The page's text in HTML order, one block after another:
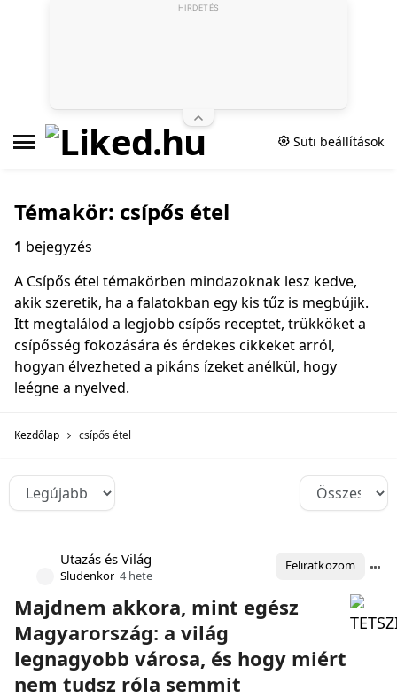
Süti beállítások
Témakör: csípős étel
1 bejegyzés
A Csípős étel témakörben mindazoknak lesz kedve,
akik szeretik, ha a falatokban egy kis tűz is megbújik.
Itt megtalálod a legjobb csípős receptet, trükköket a
csípősség fokozására és érdekes cikkeket arról,
hogyan élvezheted a pikáns ízeket anélkül, hogy
leégne a nyelved.
Kezdőlap csípős étel
Utazás és Világ
Sludenkor 4 hete
Feliratkozom
Majdnem akkora, mint egész
Magyarország: a világ
legnagyobb városa, és hogy miért
nem tudsz róla semmit
HIRDETÉS